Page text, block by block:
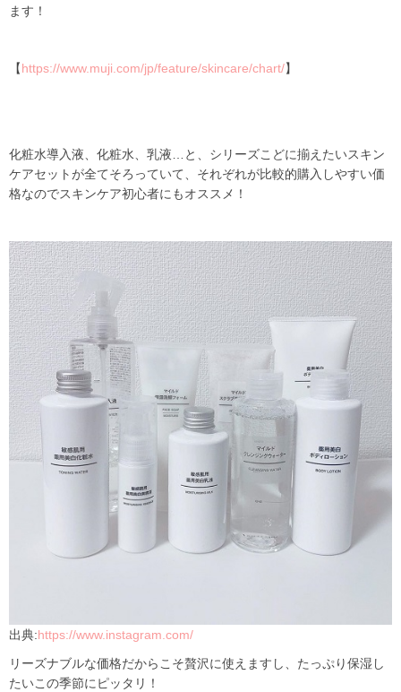
ます！
【https://www.muji.com/jp/feature/skincare/chart/】
化粧水導入液、化粧水、乳液…と、シリーズこどに揃えたいスキン
ケアセットが全てそろっていて、それぞれが比較的購入しやすい価
格なのでスキンケア初心者にもオススメ！
出典:https://www.instagram.com/
リーズナブルな価格だからこそ贅沢に使えますし、たっぷり保湿し
たいこの季節にピッタリ！